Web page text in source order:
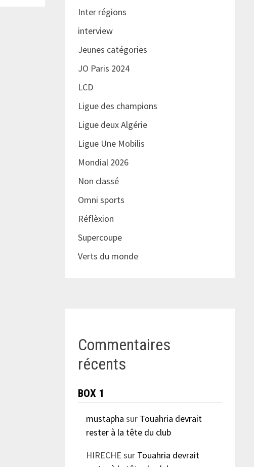
Inter régions
interview
Jeunes catégories
JO Paris 2024
LCD
Ligue des champions
Ligue deux Algérie
Ligue Une Mobilis
Mondial 2026
Non classé
Omni sports
Réflèxion
Supercoupe
Verts du monde
Commentaires
récents
BOX 1
mustapha sur Touahria devrait
rester à la tête du club
HIRECHE sur Touahria devrait